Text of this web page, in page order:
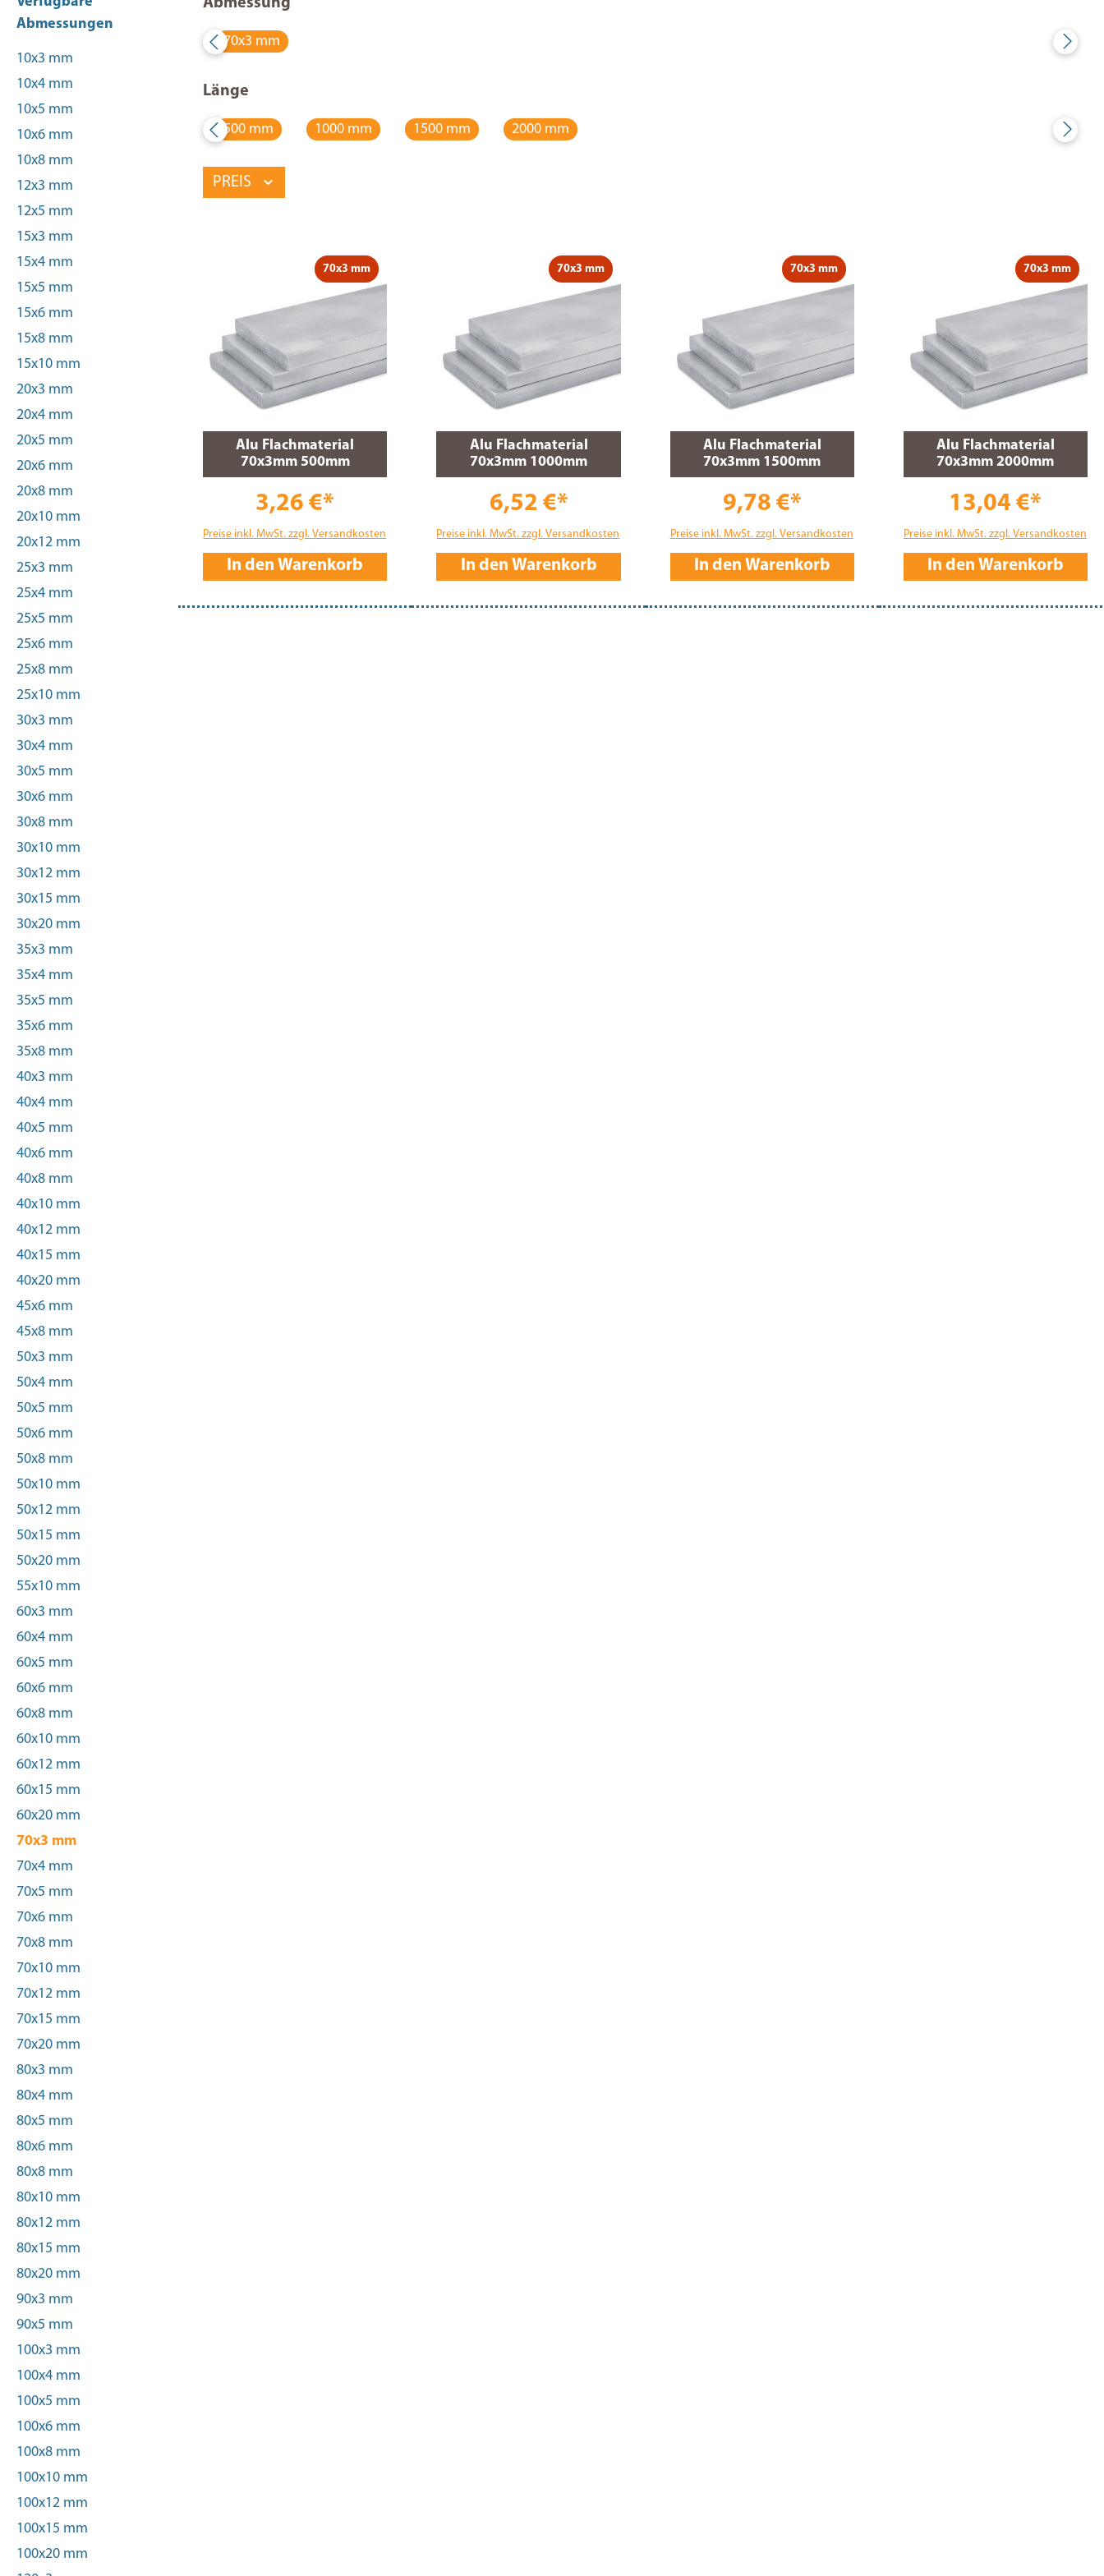
Abmessungen
10x3 mm
10x4 mm
10x5 mm
10x6 mm
10x8 mm
12x3 mm
12x5 mm
15x3 mm
15x4 mm
15x5 mm
15x6 mm
15x8 mm
15x10 mm
20x3 mm
20x4 mm
20x5 mm
20x6 mm
20x8 mm
20x10 mm
20x12 mm
25x3 mm
25x4 mm
25x5 mm
25x6 mm
25x8 mm
25x10 mm
30x3 mm
30x4 mm
30x5 mm
30x6 mm
30x8 mm
30x10 mm
30x12 mm
30x15 mm
30x20 mm
35x3 mm
35x4 mm
35x5 mm
35x6 mm
35x8 mm
40x3 mm
40x4 mm
40x5 mm
40x6 mm
40x8 mm
40x10 mm
40x12 mm
40x15 mm
40x20 mm
45x6 mm
45x8 mm
50x3 mm
50x4 mm
50x5 mm
50x6 mm
50x8 mm
50x10 mm
50x12 mm
50x15 mm
50x20 mm
55x10 mm
60x3 mm
60x4 mm
60x5 mm
60x6 mm
60x8 mm
60x10 mm
60x12 mm
60x15 mm
60x20 mm
70x3 mm
70x4 mm
70x5 mm
70x6 mm
70x8 mm
70x10 mm
70x12 mm
70x15 mm
70x20 mm
80x3 mm
80x4 mm
80x5 mm
80x6 mm
80x8 mm
80x10 mm
80x12 mm
80x15 mm
80x20 mm
90x3 mm
90x5 mm
100x3 mm
100x4 mm
100x5 mm
100x6 mm
100x8 mm
100x10 mm
100x12 mm
100x15 mm
100x20 mm
Abmessung
70x3 mm
Länge
500 mm 1000 mm 1500 mm 2000 mm
PREIS
70x3 mm
Alu Flachmaterial
70x3mm 500mm
3,26 €*
Preise inkl. MwSt. zzgl. Versandkosten
In den Warenkorb
70x3 mm
Alu Flachmaterial
70x3mm 1000mm
6,52 €*
Preise inkl. MwSt. zzgl. Versandkosten
In den Warenkorb
70x3 mm
Alu Flachmaterial
70x3mm 1500mm
9,78 €*
Preise inkl. MwSt. zzgl. Versandkosten
In den Warenkorb
70x3 mm
Alu Flachmaterial
70x3mm 2000mm
13,04 €*
Preise inkl. MwSt. zzgl. Versandkosten
In den Warenkorb